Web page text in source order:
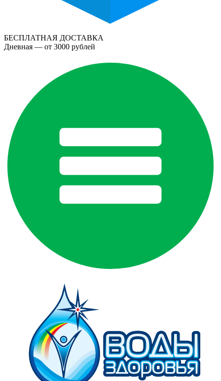
БЕСПЛАТНАЯ ДОСТАВКА
Дневная — от 3000 рублей